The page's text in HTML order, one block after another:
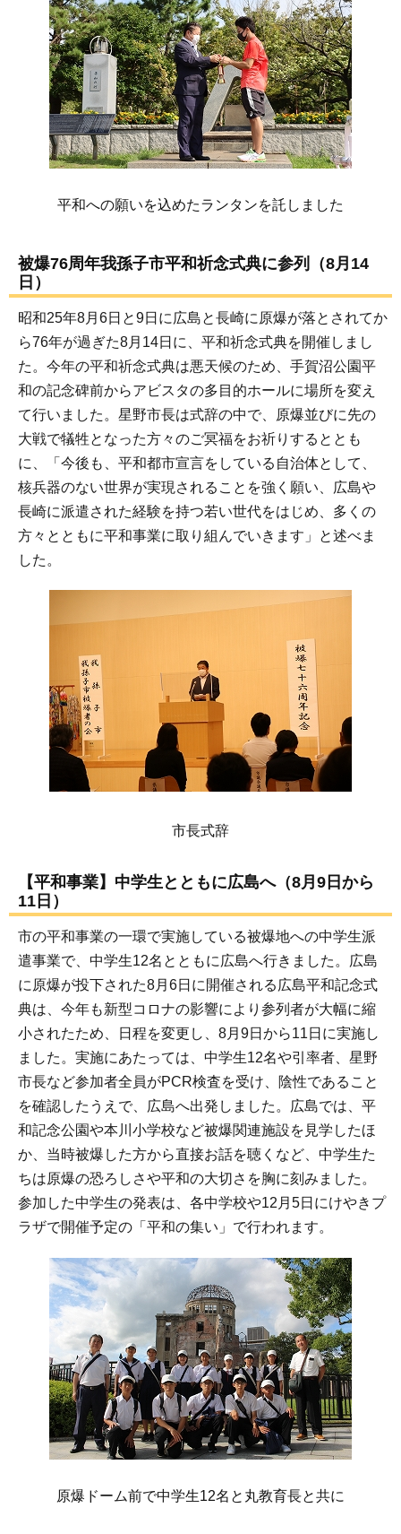
平和への願いを込めたランタンを託しました
被爆76周年我孫子市平和祈念式典に参列（8月14
日）
昭和25年8月6日と9日に広島と長崎に原爆が落とされてか
ら76年が過ぎた8月14日に、平和祈念式典を開催しまし
た。今年の平和祈念式典は悪天候のため、手賀沼公園平
和の記念碑前からアビスタの多目的ホールに場所を変え
て行いました。星野市長は式辞の中で、原爆並びに先の
大戦で犠牲となった方々のご冥福をお祈りするととも
に、「今後も、平和都市宣言をしている自治体として、
核兵器のない世界が実現されることを強く願い、広島や
長崎に派遣された経験を持つ若い世代をはじめ、多くの
方々とともに平和事業に取り組んでいきます」と述べま
した。
市長式辞
【平和事業】中学生とともに広島へ（8月9日から
11日）
市の平和事業の一環で実施している被爆地への中学生派
遣事業で、中学生12名とともに広島へ行きました。広島
に原爆が投下された8月6日に開催される広島平和記念式
典は、今年も新型コロナの影響により参列者が大幅に縮
小されたため、日程を変更し、8月9日から11日に実施し
ました。実施にあたっては、中学生12名や引率者、星野
市長など参加者全員がPCR検査を受け、陰性であること
を確認したうえで、広島へ出発しました。広島では、平
和記念公園や本川小学校など被爆関連施設を見学したほ
か、当時被爆した方から直接お話を聴くなど、中学生た
ちは原爆の恐ろしさや平和の大切さを胸に刻みました。
参加した中学生の発表は、各中学校や12月5日にけやきプ
ラザで開催予定の「平和の集い」で行われます。
原爆ドーム前で中学生12名と丸教育長と共に